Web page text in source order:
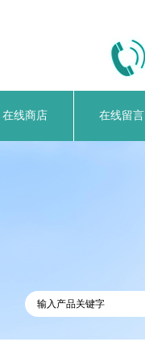
在线商店 在线留言